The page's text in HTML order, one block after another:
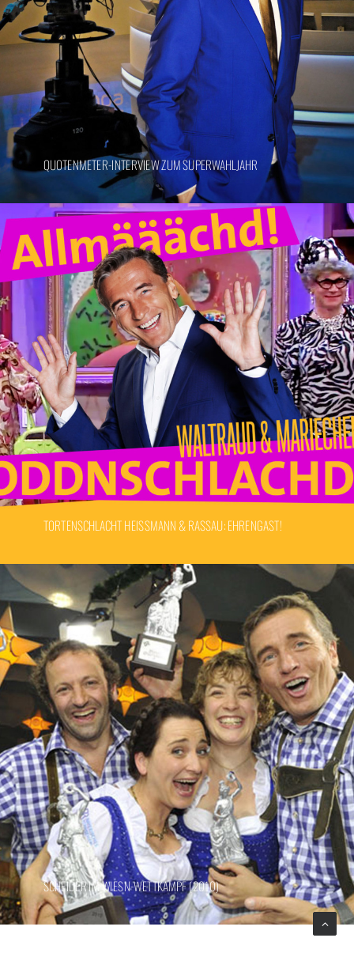
QUOTENMETER-INTERVIEW ZUM SUPERWAHLJAHR
TORTENSCHLACHT HEISSMANN & RASSAU: EHRENGAST!
SCHEIDER IM WIESN-WETTKAMPF (2010)